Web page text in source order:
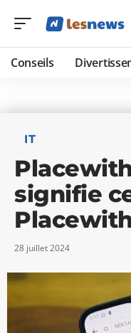
Conseils
IT
signifie
28 juillet 2024